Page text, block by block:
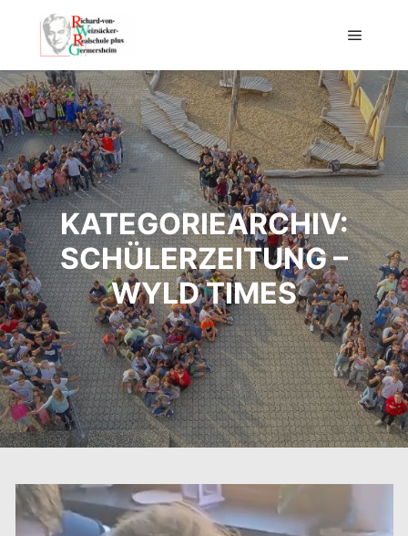
KATEGORIEARCHIV:
SCHÜLERZEITUNG –
WYLD TIMES